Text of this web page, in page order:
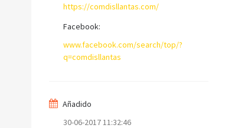
https://comdisllantas.com/
Facebook:
www.facebook.com/search/top/?
q=comdisllantas
Añadido
30-06-2017 11:32:46